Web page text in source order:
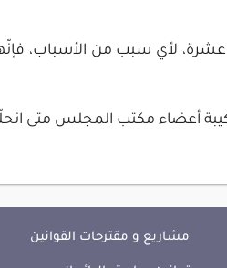
عشرة، لأي سبب من الأسباب،
أعضاء مكتب المجلس متى
مشاريع و مقترحات القوانين